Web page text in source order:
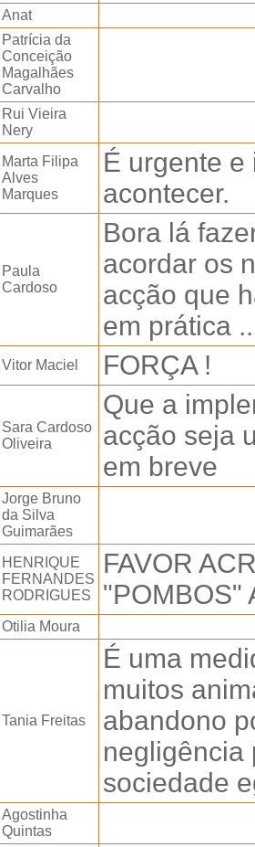
Anat
Patrícia da
Conceição
Magalhães
Carvalho
Rui Vieira
Nery
Marta Filipa
Alves
Marques
É urgente e
acontecer.
Paula
Cardoso
Bora lá
acordar os
acção que
em prática
Vitor Maciel FORÇA !
Sara Cardoso
Oliveira
Que a
acção seja
em breve
Jorge Bruno
da Silva
Guimarães
HENRIQUE
FERNANDES
RODRIGUES
FAVOR
"POMBOS"
Otilia Moura
Tania Freitas
É uma
muitos
abandono
negligência
sociedade
Agostinha
Quintas